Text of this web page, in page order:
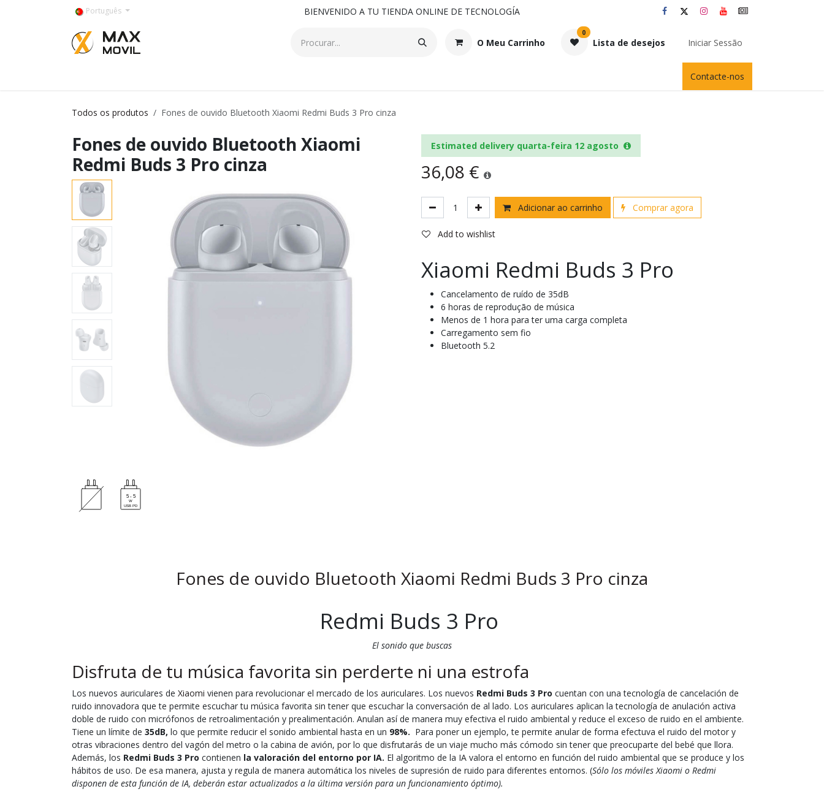
Pular para o conteúdoPortuguês BIENVENIDO A TU TIENDA ONLINE DE TECNOLOGÍA
O Meu Carrinho
0
Lista de desejos Iniciar Sessão
Contacte-nos
Todos os produtos Fones de ouvido Bluetooth Xiaomi Redmi Buds 3 Pro cinza
Fones de ouvido Bluetooth Xiaomi
Redmi Buds 3 Pro cinza
Estimated delivery quarta-feira 12 agosto
36,08 €
Adicionar ao carrinho Comprar agora
Add to wishlist
Xiaomi Redmi Buds 3 Pro
Cancelamento de ruído de 35dB
6 horas de reprodução de música
Menos de 1 hora para ter uma carga completa
Carregamento sem fio
Bluetooth 5.2
Fones de ouvido Bluetooth Xiaomi Redmi Buds 3 Pro cinza
Redmi Buds 3 Pro
El sonido que buscas
Disfruta de tu música favorita sin perderte ni una estrofa
Los nuevos auriculares de Xiaomi vienen para revolucionar el mercado de los auriculares. Los nuevos Redmi Buds 3 Pro cuentan con una tecnología de cancelación de
ruido innovadora que te permite escuchar tu música favorita sin tener que escuchar la conversación de al lado. Los auriculares aplican la tecnología de anulación activa
doble de ruido con micrófonos de retroalimentación y prealimentación. Anulan así de manera muy efectiva el ruido ambiental y reduce el exceso de ruido en el ambiente.
Tiene un límite de 35dB, lo que permite reducir el sonido ambiental hasta en un 98%. Para poner un ejemplo, te permite anular de forma efectuva el ruido del motor y
otras vibraciones dentro del vagón del metro o la cabina de avión, por lo que disfrutarás de un viaje mucho más cómodo sin tener que preocuparte del bebé que llora.
Además, los Redmi Buds 3 Pro contienen la valoración del entorno por IA. El algoritmo de la IA valora el entorno en función del ruido ambiental que se produce y los
hábitos de uso. De esa manera, ajusta y regula de manera automática los niveles de supresión de ruido para diferentes entornos. (Sólo los móviles Xiaomi o Redmi
disponen de esta función de IA, deberán estar actualizados a la última versión para un funcionamiento óptimo).